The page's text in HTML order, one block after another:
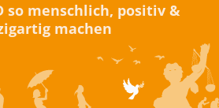
so menschlich, positiv &
machen